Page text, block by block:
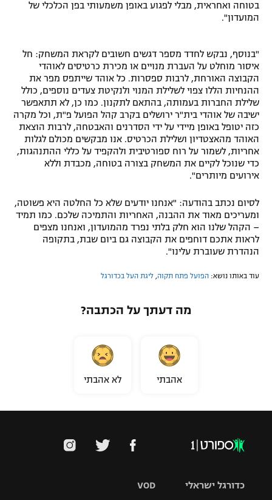
בטוחה ואחראית, מבלי לפגוע באופן משמעותי בפן הכלכלי של
המועדון".
"בנוסף, נבקש לחדד מספר דגשים חשובים לקראת המשחק: חל
איסור מוחלט על העברת מנויים או מכירת כרטיסים לאוהדי
הקבוצה האורחת, לרבות ספסרות. כל אוהד שייתפס מפר את
ההנחיות הללו צפוי לשלילת המנוי ולנקיטת צעדים נוספים, כולל
שלילת החברות בעמותה, בהתאם לתקנון. כמו כן, לא תתאפשר
ישיבה של אוהדי בית"ר ירושלים בקרב קהל הפועל פ"ת, וכל מקרה
כזה יטופל באופן מיידי על ידי הסדרנים והאבטחה, לרבות הוצאת
האוהד מהאצטדיון ושלילת הכרטיס. אנו מבקשים מכולם לגלות
אחריות, לשמור על רוח ספורטיבית ולהקפיד על כללי ההתנהגות,
כדי שנוכל לקיים את המשחק בצורה בטוחה, מכבדת וללא
אירועים מיותרים".
לסיום נכתב בהודעה: "אנחנו יודעים שלא כל החלטה היא פשוטה,
ומעריכים מאוד את ההבנה, האחריות והתמיכה שלכם. כמו תמיד
– הקהל שלנו הוא חלק בלתי נפרד מהמועדון, ואנחנו מצפים
לראות אתכם דוחפים את הקבוצה גם ביום שבת, בתקופה
הנהדרת שעוברת עלינו".
עוד באותו נושא: הפועל פתח תקוה ליגת העל בכדורגל
מה דעתך על הכתבה?
אהבתי לא אהבתי
VOD כדורגל ישראלי